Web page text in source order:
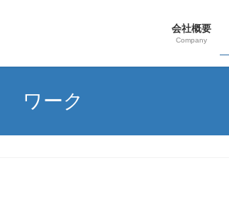
会社概要
Company
ワーク